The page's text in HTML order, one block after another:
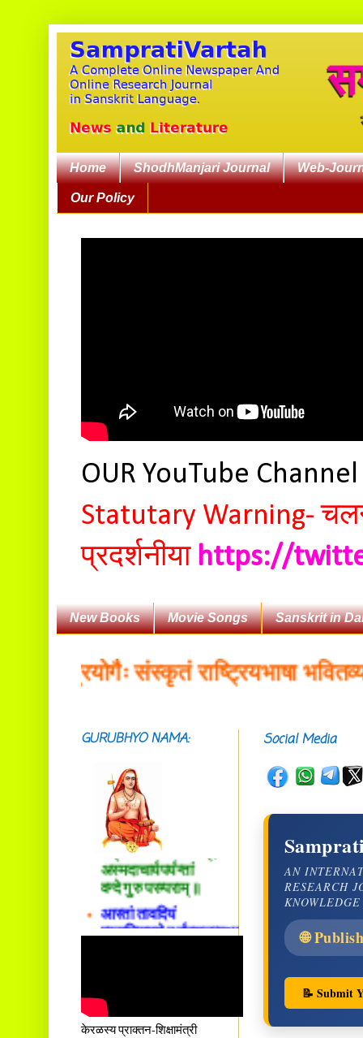
Home ShodhManjari Journal Web-
Our Policy
OUR YouTube
Statutary Warning-
प्रदर्शनीया https://
New Books Movie Songs Sanskrit in
संस्कृतं राष्ट्रियभाषा भवितव्या -
Social Media
AN
RESEARCH
🌐
📝 Submit
GURUBHYO NAMA:
सदाशिवसमारम्भां
शङ्कराचार्य मध्यमाम्।
अस्मदाचार्यपर्यन्तां
वन्दे गुरु परम्पराम् ॥
आस्तां तावदियं
प्रसूतिसमये दुर्वारशूलव्यथा
नैरुच्यं तनुशोषणं मलमयी
दातुं निष्कृतिमुन्नतोऽपि
तनयस्तस्यैः जनन्यै
केरळस्य प्राक्तन-शिक्षामंत्री